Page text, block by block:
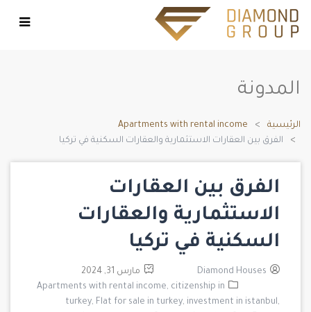
المدونة
الرئيسية
Apartments with rental income
الفرق بين العقارات الاستثمارية والعقارات السكنية في تركيا
الفرق بين العقارات
الاستثمارية والعقارات
السكنية في تركيا
Diamond Houses
مارس 31, 2024
Apartments with rental income, citizenship in
turkey, Flat for sale in turkey, investment in istanbul,